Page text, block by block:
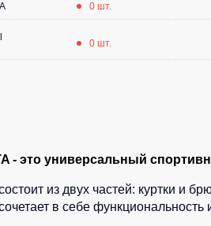
0 шт.
0 шт.
- это универсальный
из двух частей: куртки и
в себе